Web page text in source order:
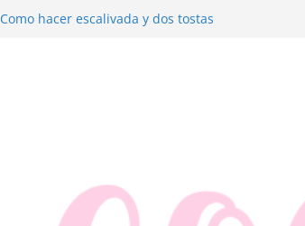
Como hacer escalivada y dos tostas